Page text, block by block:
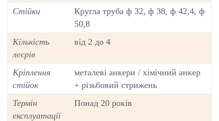
Стійки
Кругла труба ф 32, ф 38, ф 42,4, ф
50,8
Кількість
леєрів
від 2 до 4
Кріплення
стійок
металеві анкери / хімічний анкер
+ різьбовий стрижень
Термін
експлуатації
Понад 20 років